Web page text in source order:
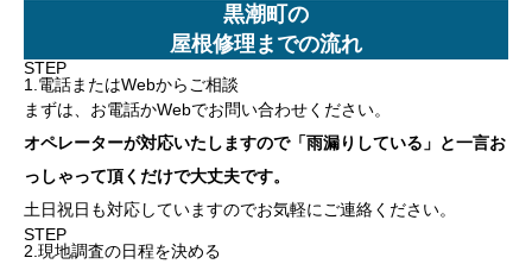
黒潮町の
屋根修理までの流れ
STEP
1.電話またはWebからご相談
まずは、お電話かWebでお問い合わせください。
オペレーターが対応いたしますので「雨漏りしている」と一言お
っしゃって頂くだけで大丈夫です。
土日祝日も対応していますのでお気軽にご連絡ください。
STEP
2.現地調査の日程を決める